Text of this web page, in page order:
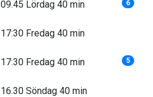
Lördag 40 min 6
Fredag 40 min
Fredag 40 min 5
Söndag 40 min